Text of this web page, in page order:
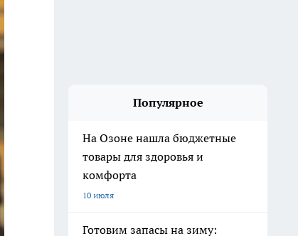
Популярное
На Озоне нашла бюджетные
товары для здоровья и
комфорта
10 июля
Готовим запасы на зиму: